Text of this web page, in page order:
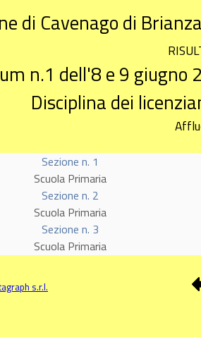
di Cavenago di
n.1 dell'8 e 9
Disciplina dei
Sezione n. 1
Scuola Primaria
Sezione n. 2
Scuola Primaria
Sezione n. 3
Scuola Primaria
s.r.l.